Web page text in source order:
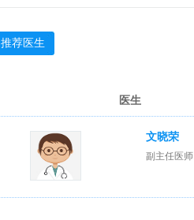
推荐医生
医生
文晓荣
副主任医师